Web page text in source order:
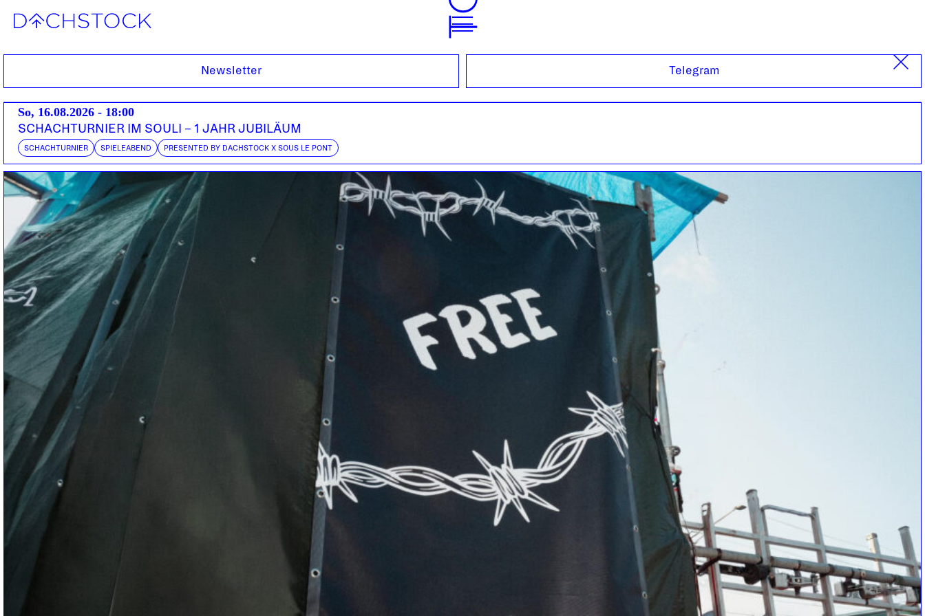
Newsletter Telegram
So, 16.08.2026 - 18:00
SCHACHTURNIER IM SOULI – 1 JAHR JUBILÄUM
SCHACHTURNIER SPIELEABEND PRESENTED BY DACHSTOCK X SOUS LE PONT